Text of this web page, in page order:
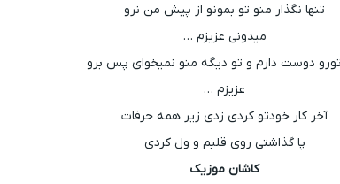
تنها نگذار منو تو بمونو از پیش من نرو
میدونی عزیزم …
دوست دارم و تو دیگه منو نمیخوای پس برو
عزیزم …
آخر کار خودتو کردی زدی زیر همه حرفات
پا گذاشتی روی قلبم و ول کردی
کاشان موزیک